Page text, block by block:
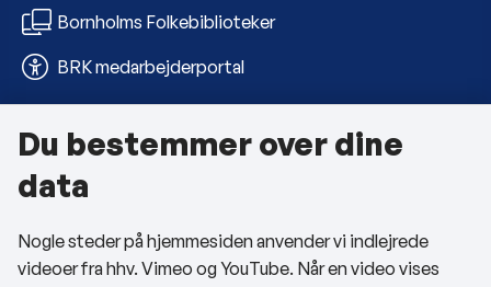
Bornholms Folkebiblioteker
BRK medarbejderportal
Om kommunen
Kontakt os
Telefon- og åbningstider
Du bestemmer over dine
data
Nogle steder på hjemmesiden anvender vi indlejrede
videoer fra hhv. Vimeo og YouTube. Når en video vises